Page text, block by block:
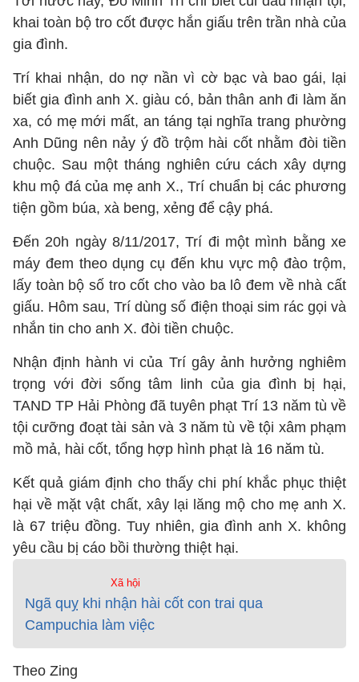
khai toàn bộ tro cốt được hắn giấu trên trần nhà của
gia đình.
Trí khai nhận, do nợ nần vì cờ bạc và bao gái, lại
biết gia đình anh X. giàu có, bản thân anh đi làm ăn
xa, có mẹ mới mất, an táng tại nghĩa trang phường
Anh Dũng nên nảy ý đồ trộm hài cốt nhằm đòi tiền
chuộc. Sau một tháng nghiên cứu cách xây dựng
khu mộ đá của mẹ anh X., Trí chuẩn bị các phương
tiện gồm búa, xà beng, xẻng để cậy phá.
Đến 20h ngày 8/11/2017, Trí đi một mình bằng xe
máy đem theo dụng cụ đến khu vực mộ đào trộm,
lấy toàn bộ số tro cốt cho vào ba lô đem về nhà cất
giấu. Hôm sau, Trí dùng số điện thoại sim rác gọi và
nhắn tin cho anh X. đòi tiền chuộc.
Nhận định hành vi của Trí gây ảnh hưởng nghiêm
trọng với đời sống tâm linh của gia đình bị hại,
TAND TP Hải Phòng đã tuyên phạt Trí 13 năm tù về
tội cưỡng đoạt tài sản và 3 năm tù về tội xâm phạm
mồ mả, hài cốt, tổng hợp hình phạt là 16 năm tù.
Kết quả giám định cho thấy chi phí khắc phục thiệt
hại về mặt vật chất, xây lại lăng mộ cho mẹ anh X.
là 67 triệu đồng. Tuy nhiên, gia đình anh X. không
yêu cầu bị cáo bồi thường thiệt hại.
Xã hội
Ngã quỵ khi nhận hài cốt con trai qua
Campuchia làm việc
Theo Zing